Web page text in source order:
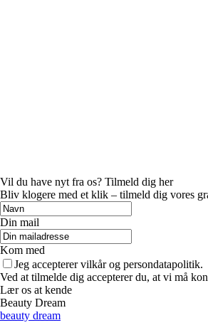
Vil du have nyt fra os? Tilmeld dig her
Bliv klogere med et klik – tilmeld dig vores
Din mail
Kom med
Jeg accepterer vilkår og persondatapolitik.
Ved at tilmelde dig accepterer du, at vi må
Lær os at kende
Beauty Dream
beauty dream